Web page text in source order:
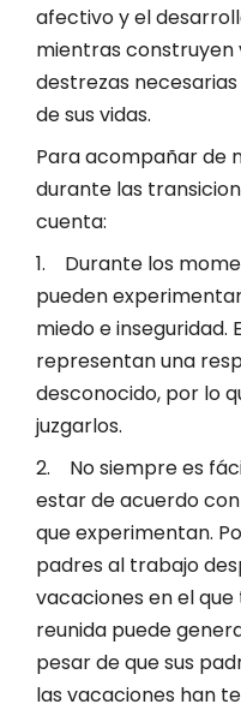
afectivo y el
mientras
destrezas
de sus vidas.
Para acompañar de
durante las
cuenta:
1. Durante los
pueden
miedo e inseguridad.
representan una
desconocido, por lo
juzgarlos.
2. No siempre es
estar de acuerdo
que experimentan.
padres al trabajo
vacaciones en el
reunida puede
pesar de que sus
las vacaciones han